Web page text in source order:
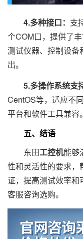
4.多种接口： 支
个COM口，提供了
测试仪器、控制设
出。
5.多操作系统支
CentOS等，适应不
平台和软件工具兼容。
五、结语
东田工控机能够
性和灵活性的要求
证，提高测试效率和
客服咨询选购。